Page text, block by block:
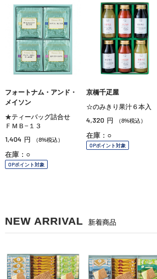
フォートナム・アンド・
メイソン
★ティーバッグ詰合せ
ＦＭＢ−１３
1,404 円 （8%税込）
在庫：○
OPポイント対象
京橋千疋屋
☆のみきり果汁６本入
4,320 円 （8%税込）
在庫：○
OPポイント対象
NEW ARRIVAL 新着商品